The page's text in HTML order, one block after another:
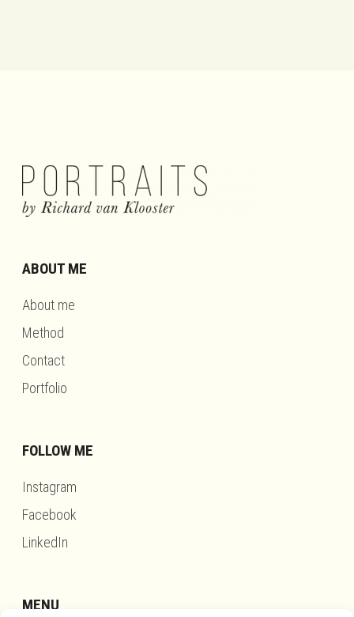
ABOUT ME
About me
Method
Contact
Portfolio
FOLLOW ME
Instagram
Facebook
LinkedIn
MENU